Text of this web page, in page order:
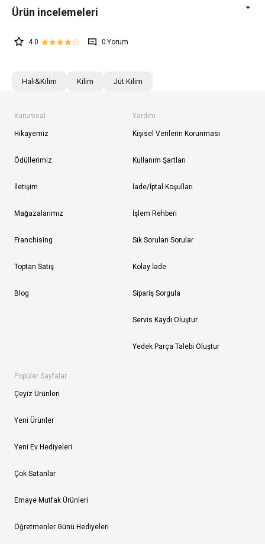
4.0 0
Halı&Kilim Kilim Jüt Kilim
Kurumsal
Hikayemiz
Ödüllerimiz
İletişim
Mağazalarımız
Franchising
Toptan Satış
Blog
Yardım
Kişisel Verilerin Korunması
Kullanım Şartları
İade/İptal Koşulları
İşlem Rehberi
Sık Sorulan Sorular
Kolay İade
Sipariş Sorgula
Servis Kaydı Oluştur
Yedek Parça Talebi Oluştur
Popüler Sayfalar
Çeyiz Ürünleri
Yeni Ürünler
Yeni Ev Hediyeleri
Çok Satanlar
Emaye Mutfak Ürünleri
Öğretmenler Günü Hediyeleri